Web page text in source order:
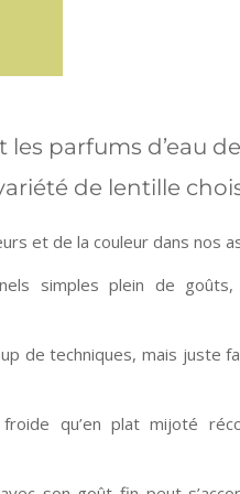
les parfums d’eau
de lentille
et de la couleur dans nos
simples plein de
de techniques, mais juste
qu’en plat mijoté